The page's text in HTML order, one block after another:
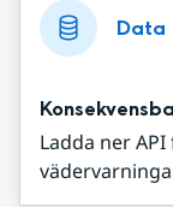
Data
Ladda ner